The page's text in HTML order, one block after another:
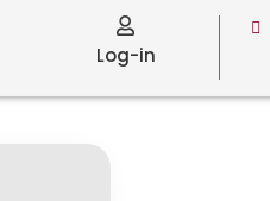
Log-in